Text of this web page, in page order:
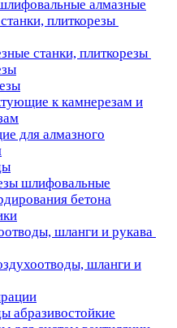
алмазные
плиткорезы
станки, плиткорезы
к камнерезам и
для алмазного
шлифовальные
бетона
шланги и рукава
шланги и
абразивостойкие